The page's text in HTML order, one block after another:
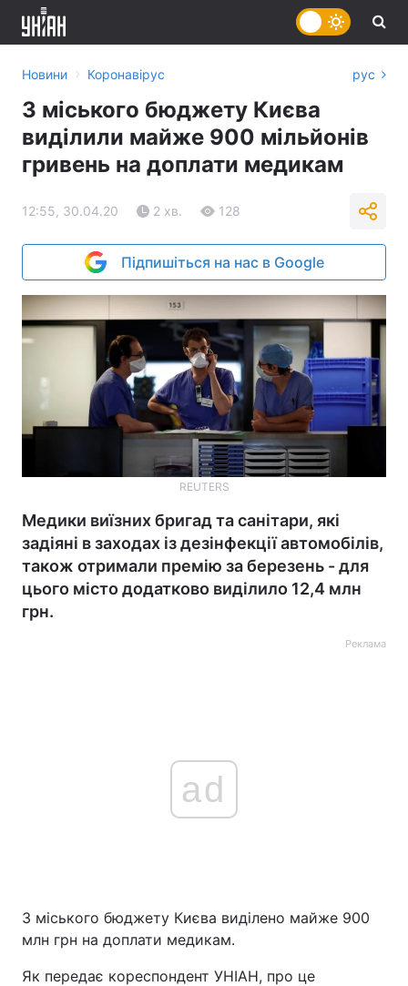
Україна Політика
Економіка Світ
Новини › Коронавірус рус
З міського бюджету Києва
виділили майже 900 мільйонів
гривень на доплати медикам
12:55, 30.04.20 2 хв. 128
Підпишіться на нас в Google
REUTERS
Медики виїзних бригад та санітари, які
задіяні в заходах із дезінфекції автомобілів,
також отримали премію за березень - для
цього місто додатково виділило 12,4 млн
грн.
Реклама
ad
З міського бюджету Києва виділено майже 900
млн грн на доплати медикам.
Як передає кореспондент УНІАН, про це